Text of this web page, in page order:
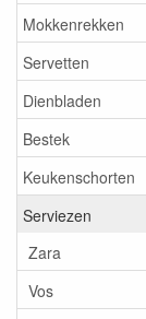
Mokkenrekken
Servetten
Dienbladen
Bestek
Keukenschorten
Serviezen
Zara
Vos